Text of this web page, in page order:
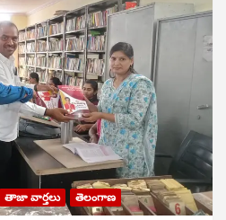
తాజా వార్తలు తెలంగాణ